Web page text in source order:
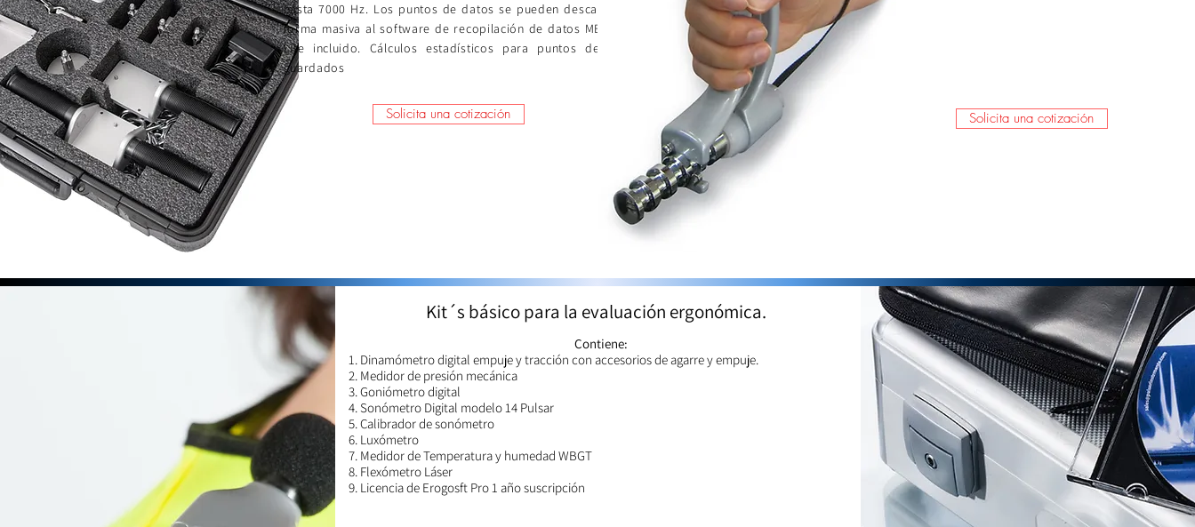
hasta 7000 Hz. Los puntos de datos se pueden descargar de
forma masiva al software de recopilación de datos MESURTM
Lite incluido. Cálculos estadísticos para puntos de datos
guardados
Solicita una cotización Solicita una cotización
Kit´s básico para la evaluación ergonómica.
Contiene:
Dinamómetro digital empuje y tracción con accesorios de agarre y empuje.
Medidor de presión mecánica
Goniómetro digital
Sonómetro Digital modelo 14 Pulsar
Calibrador de sonómetro
Luxómetro
Medidor de Temperatura y humedad WBGT
Flexómetro Láser
Licencia de Erogosft Pro 1 año suscripción